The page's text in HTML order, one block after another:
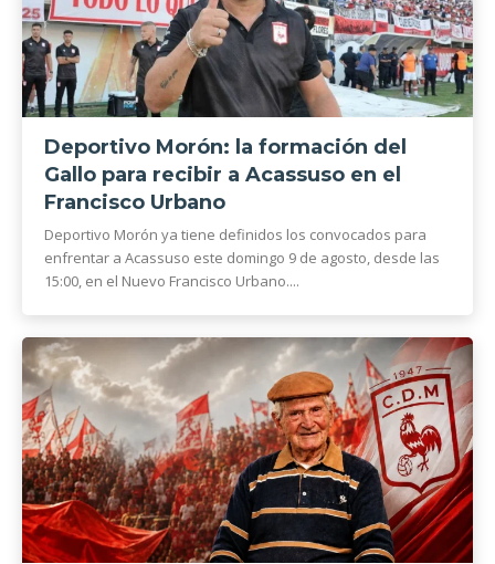
Deportivo Morón: la formación del
Gallo para recibir a Acassuso en el
Francisco Urbano
Deportivo Morón ya tiene definidos los convocados para
enfrentar a Acassuso este domingo 9 de agosto, desde las
15:00, en el Nuevo Francisco Urbano....